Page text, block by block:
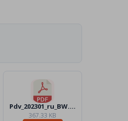
Pdv_202301_ru_BW.pdf
367.33 KB